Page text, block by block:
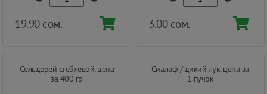
19.90 сом. 3.00 сом.
Сельдерей стеблевой, цена
за 400 гр
Сиалаф / дикий лук, цена за
1 пучок